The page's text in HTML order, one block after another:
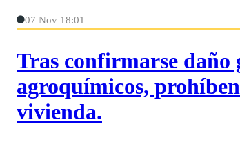
07 Nov 18:01
Tras confirmarse daño
agroquímicos,
vivienda.